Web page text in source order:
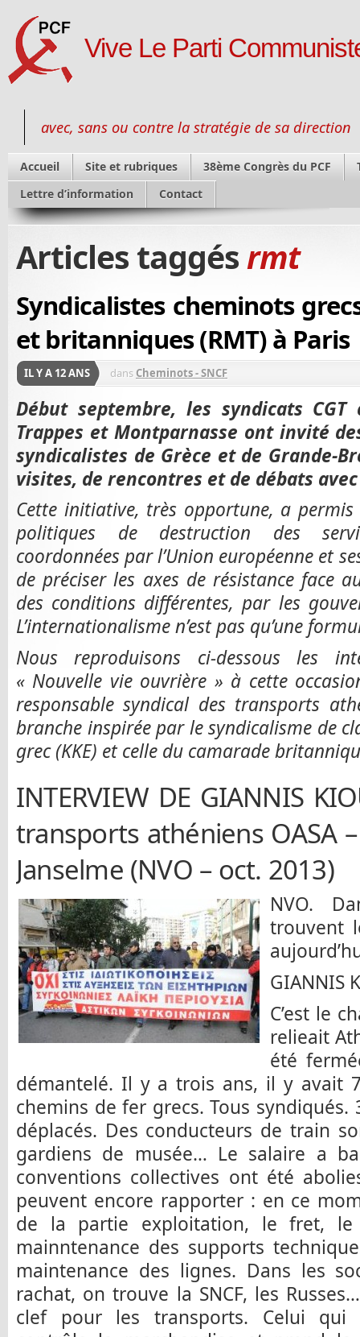
Vive Le Parti
avec, sans ou contre la stratégie de sa direction
Accueil Site et rubriques 38ème Congrès du PCF
Lettre d’information
Contact
Articles taggésrmt
Syndicalistes cheminots
et britanniques (RMT) à Paris
IL Y A 12 ANS dans Cheminots - SNCF
Début septembre, les syndicats
Trappes et Montparnasse ont invité
syndicalistes de Grèce et de Grande-
visites, de rencontres et de débats
Cette initiative, très opportune, a
politiques de destruction des
coordonnées par l’Union européenne et
de préciser les axes de résistance face
des conditions différentes, par les
L’internationalisme n’est pas qu’une
Nous reproduisons ci-dessous les
« Nouvelle vie ouvrière » à cette
responsable syndical des transports
branche inspirée par le syndicalisme de
grec (KKE) et celle du camarade
INTERVIEW DE GIANNIS
transports athéniens OASA
Janselme (NVO – oct. 2013)
NVO.
trouvent
GIANNIS
C’est le
relieait
été
démantelé. Il y a trois ans, il y avait
chemins de fer grecs. Tous
déplacés. Des conducteurs de train
gardiens de musée… Le salaire a
conventions collectives ont été
peuvent encore rapporter : en ce
de la partie exploitation, le fret, le
mainntenance des supports
maintenance des lignes. Dans les
rachat, on trouve la SNCF, les
clef pour les transports. Celui qui